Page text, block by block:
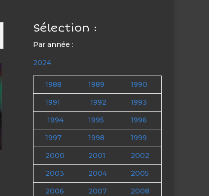
Sélection :
Par année :
2024
1988 1989
1990
1991
1992
1993
1994
1995
1996
1997
1998
1999
2000
2001
2002
2003
2004
2005
2006
2007 2008